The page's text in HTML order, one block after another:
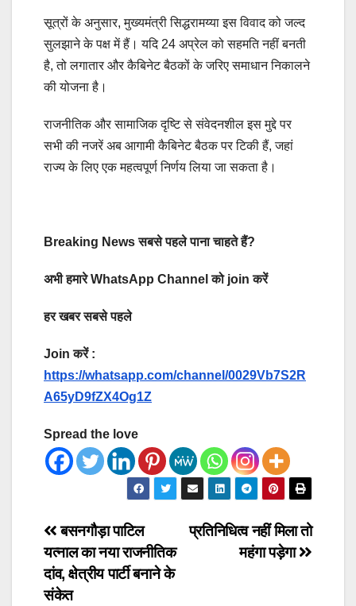
सूत्रों के अनुसार, मुख्यमंत्री सिद्धरामय्या इस विवाद को जल्द
सुलझाने के पक्ष में हैं। यदि 24 अप्रेल को सहमति नहीं बनती
है, तो लगातार और कैबिनेट बैठकों के जरिए समाधान निकालने
की योजना है।
राजनीतिक और सामाजिक दृष्टि से संवेदनशील इस मुद्दे पर
सभी की नजरें अब आगामी कैबिनेट बैठक पर टिकी हैं, जहां
राज्य के लिए एक महत्वपूर्ण निर्णय लिया जा सकता है।
Breaking News सबसे पहले पाना चाहते हैं?
अभी हमारे WhatsApp Channel को join करें
हर खबर सबसे पहले
Join करें :
https://whatsapp.com/channel/0029Vb7S2R
A65yD9fZX4Og1Z
Spread the love
Post
navigation
प्रतिनिधित्व नहीं मिला तो
महंगा पड़ेगा
बसनगौड़ा पाटिल
यत्नाल का नया राजनीतिक
दांव, क्षेत्रीय पार्टी बनाने के
संकेत